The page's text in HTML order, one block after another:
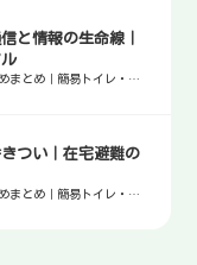
と情報の生命線｜
まとめ｜簡易トイレ・
つい｜在宅避難の
まとめ｜簡易トイレ・